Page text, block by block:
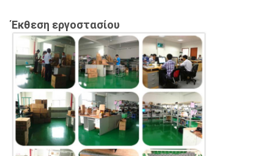
Έκθεση εργοστασίου